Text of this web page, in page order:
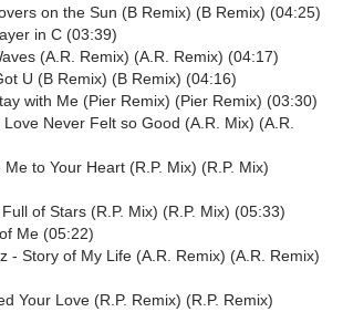
on the Sun (B Remix) (B Remix) (04:25)
in C (03:39)
(A.R. Remix) (A.R. Remix) (04:17)
U (B Remix) (B Remix) (04:16)
with Me (Pier Remix) (Pier Remix) (03:30)
Never Felt so Good (A.R. Mix) (A.R.
to Your Heart (R.P. Mix) (R.P. Mix)
of Stars (R.P. Mix) (R.P. Mix) (05:33)
Me (05:22)
- Story of My Life (A.R. Remix) (A.R. Remix)
Your Love (R.P. Remix) (R.P. Remix)